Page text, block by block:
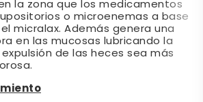
la zona que los medicamentos
o microenemas a base
micralax. Además genera una
en las mucosas lubricando la
de las heces sea más